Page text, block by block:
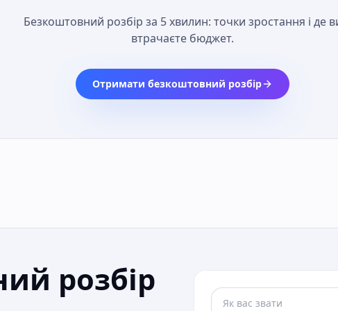
Безкоштовний розбір за 5 хвилин: точки зростання і де
втрачаєте бюджет.
Отримати безкоштовний розбір
розбір